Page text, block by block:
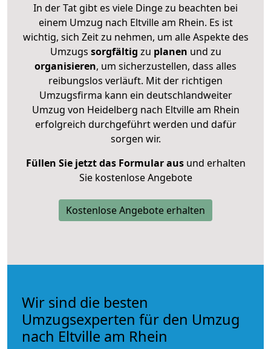
In der Tat gibt es viele Dinge zu beachten bei
einem Umzug nach Eltville am Rhein. Es ist
wichtig, sich Zeit zu nehmen, um alle Aspekte des
Umzugs sorgfältig zu planen und zu
organisieren, um sicherzustellen, dass alles
reibungslos verläuft. Mit der richtigen
Umzugsfirma kann ein deutschlandweiter
Umzug von Heidelberg nach Eltville am Rhein
erfolgreich durchgeführt werden und dafür
sorgen wir.
Füllen Sie jetzt das Formular ausund erhalten
Sie kostenlose Angebote
Kostenlose Angebote erhalten
Wir sind die besten
Umzugsexperten für den Umzug
nach Eltville am Rhein